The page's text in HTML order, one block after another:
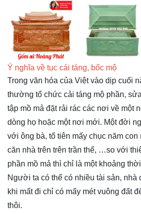
Ý nghĩa về tục cái táng, bốc mộ
Trong văn hóa của Việt vào dịp cuối
thường tổ chức cải táng mộ phần,
tập mồ mả đặt rải rác các nơi về một
dòng họ hoặc một nơi mới. Một đời
với ông bà, tổ tiên mấy chục năm
căn nhà trên trên trần thế, …so với
phần mồ mả thì chỉ là một khoảng
Người ta có thể có nhiều tài sản,
khi mất đi chỉ có mấy mét vuông đất
thôi.